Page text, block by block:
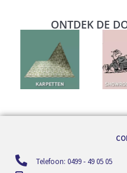
ONTDEK DE
Telefoon: 0499 - 49 05 05